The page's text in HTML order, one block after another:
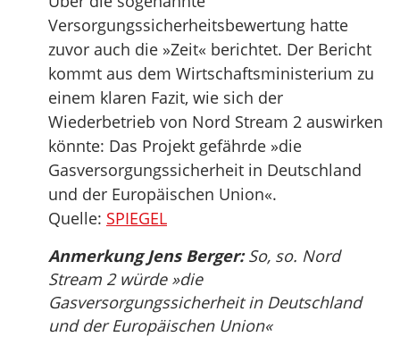
Versorgungssicherheitsbewertung hatte
zuvor auch die »Zeit« berichtet. Der Bericht
kommt aus dem Wirtschaftsministerium zu
einem klaren Fazit, wie sich der
Wiederbetrieb von Nord Stream 2 auswirken
könnte: Das Projekt gefährde »die
Gasversorgungssicherheit in Deutschland
und der Europäischen Union«.
Quelle: SPIEGEL
Anmerkung Jens Berger:So, so. Nord
Stream 2 würde »die
Gasversorgungssicherheit in Deutschland
und der Europäischen Union«